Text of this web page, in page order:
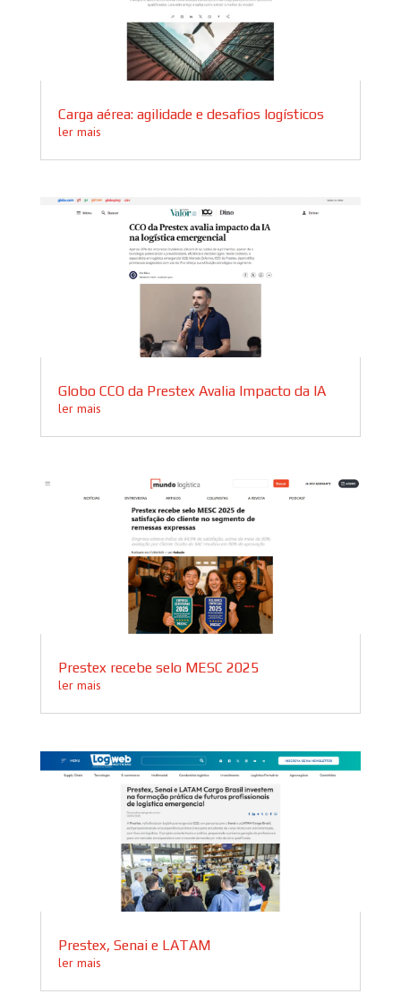
Carga aérea: agilidade e desafios logísticos
ler mais
Globo CCO da Prestex Avalia Impacto da IA
ler mais
Prestex recebe selo MESC 2025
ler mais
Prestex, Senai e LATAM
ler mais